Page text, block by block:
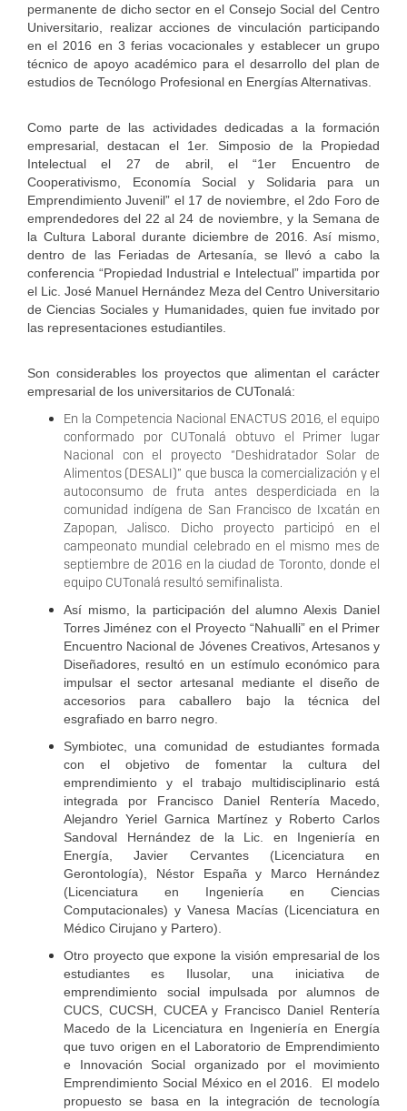
permanente de dicho sector en el Consejo Social del Centro
Universitario, realizar acciones de vinculación participando
en el 2016 en 3 ferias vocacionales y establecer un grupo
técnico de apoyo académico para el desarrollo del plan de
estudios de Tecnólogo Profesional en Energías Alternativas.
Como parte de las actividades dedicadas a la formación
empresarial, destacan el 1er. Simposio de la Propiedad
Intelectual el 27 de abril, el “1er Encuentro de
Cooperativismo, Economía Social y Solidaria para un
Emprendimiento Juvenil” el 17 de noviembre, el 2do Foro de
emprendedores del 22 al 24 de noviembre, y la Semana de
la Cultura Laboral durante diciembre de 2016. Así mismo,
dentro de las Feriadas de Artesanía, se llevó a cabo la
conferencia “Propiedad Industrial e Intelectual” impartida por
el Lic. José Manuel Hernández Meza del Centro Universitario
de Ciencias Sociales y Humanidades, quien fue invitado por
las representaciones estudiantiles.
Son considerables los proyectos que alimentan el carácter
empresarial de los universitarios de CUTonalá:
En la Competencia Nacional ENACTUS 2016, el equipo
conformado por CUTonalá obtuvo el Primer lugar
Nacional con el proyecto “Deshidratador Solar de
Alimentos (DESALI)” que busca la comercialización y el
autoconsumo de fruta antes desperdiciada en la
comunidad indígena de San Francisco de Ixcatán en
Zapopan, Jalisco. Dicho proyecto participó en el
campeonato mundial celebrado en el mismo mes de
septiembre de 2016 en la ciudad de Toronto, donde el
equipo CUTonalá resultó semifinalista.
Así mismo, la participación del alumno Alexis Daniel
Torres Jiménez con el Proyecto “Nahualli” en el Primer
Encuentro Nacional de Jóvenes Creativos, Artesanos y
Diseñadores, resultó en un estímulo económico para
impulsar el sector artesanal mediante el diseño de
accesorios para caballero bajo la técnica del
esgrafiado en barro negro.
Symbiotec, una comunidad de estudiantes formada
con el objetivo de fomentar la cultura del
emprendimiento y el trabajo multidisciplinario está
integrada por Francisco Daniel Rentería Macedo,
Alejandro Yeriel Garnica Martínez y Roberto Carlos
Sandoval Hernández de la Lic. en Ingeniería en
Energía, Javier Cervantes (Licenciatura en
Gerontología), Néstor España y Marco Hernández
(Licenciatura en Ingeniería en Ciencias
Computacionales) y Vanesa Macías (Licenciatura en
Médico Cirujano y Partero).
Otro proyecto que expone la visión empresarial de los
estudiantes es Ilusolar, una iniciativa de
emprendimiento social impulsada por alumnos de
CUCS, CUCSH, CUCEA y Francisco Daniel Rentería
Macedo de la Licenciatura en Ingeniería en Energía
que tuvo origen en el Laboratorio de Emprendimiento
e Innovación Social organizado por el movimiento
Emprendimiento Social México en el 2016. El modelo
propuesto se basa en la integración de tecnología